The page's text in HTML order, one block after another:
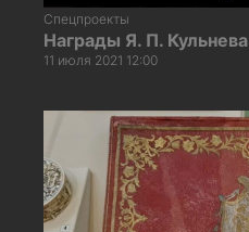
Спецпроекты
Награды Я. П. Кульнева
11 июля 2021 12:00